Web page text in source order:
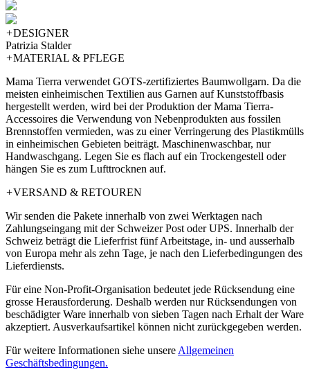
+DESIGNER
Patrizia Stalder
+MATERIAL & PFLEGE
Mama Tierra verwendet GOTS-zertifiziertes Baumwollgarn. Da die
meisten einheimischen Textilien aus Garnen auf Kunststoffbasis
hergestellt werden, wird bei der Produktion der Mama Tierra-
Accessoires die Verwendung von Nebenprodukten aus fossilen
Brennstoffen vermieden, was zu einer Verringerung des Plastikmülls
in einheimischen Gebieten beiträgt. Maschinenwaschbar, nur
Handwaschgang. Legen Sie es flach auf ein Trockengestell oder
hängen Sie es zum Lufttrocknen auf.
+VERSAND & RETOUREN
Wir senden die Pakete innerhalb von zwei Werktagen nach
Zahlungseingang mit der Schweizer Post oder UPS. Innerhalb der
Schweiz beträgt die Lieferfrist fünf Arbeitstage, in- und ausserhalb
von Europa mehr als zehn Tage, je nach den Lieferbedingungen des
Lieferdiensts.
Für eine Non-Profit-Organisation bedeutet jede Rücksendung eine
grosse Herausforderung. Deshalb werden nur Rücksendungen von
beschädigter Ware innerhalb von sieben Tagen nach Erhalt der Ware
akzeptiert. Ausverkaufsartikel können nicht zurückgegeben werden.
Für weitere Informationen siehe unsere ­Allgemeinen
Geschäftsbedingungen.